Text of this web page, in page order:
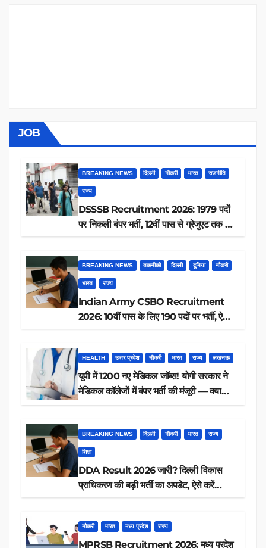
JOB
BREAKING NEWS दिल्ली नौकरी भारत राजनीति
राज्य
DSSSB Recruitment 2026: 1979 पदों
पर निकली बंपर भर्ती, 12वीं पास से ग्रेजुएट तक करें
BREAKING NEWS तकनीकी दिल्ली दुनिया नौकरी
भारत राज्य
Indian Army CSBO Recruitment
2026: 10वीं पास के लिए 190 पदों पर भर्ती, ऐसे
HEALTH उत्तर प्रदेश नौकरी भारत राज्य लखनऊ
यूपी में 1200 नए मेडिकल जॉब्स! योगी सरकार ने
मेडिकल कॉलेजों में बंपर भर्ती की मंजूरी — क्या
BREAKING NEWS दिल्ली नौकरी भारत राज्य
शिक्षा
DDA Result 2026 जारी? दिल्ली विकास
प्राधिकरण की बड़ी भर्ती का अपडेट, ऐसे करें
नौकरी भारत मध्य प्रदेश राज्य
MPRSB Recruitment 2026: मध्य प्रदेश